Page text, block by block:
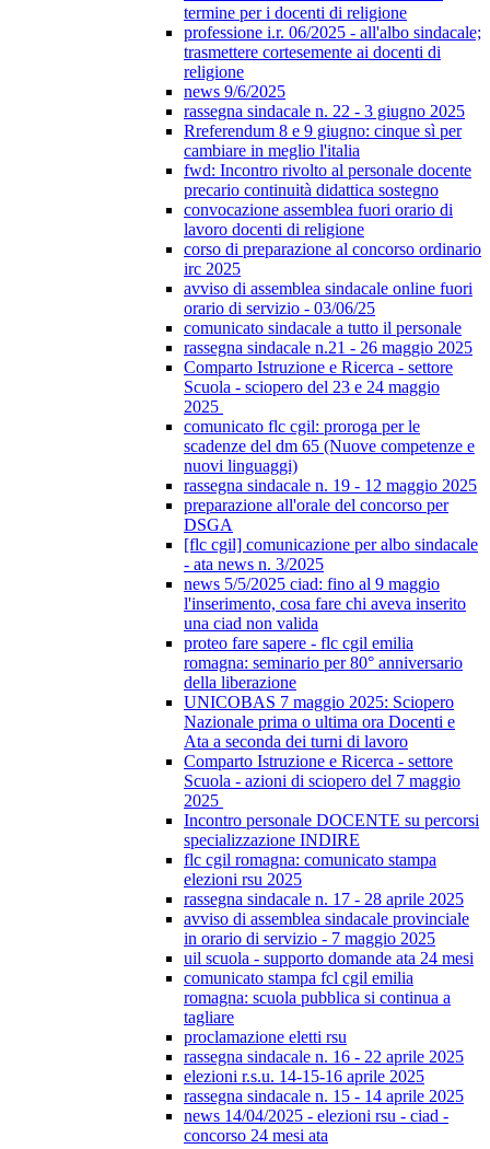
termine per i docenti di religione
professione i.r. 06/2025 - all'albo sindacale;
trasmettere cortesemente ai docenti di
religione
news 9/6/2025
rassegna sindacale n. 22 - 3 giugno 2025
Rreferendum 8 e 9 giugno: cinque sì per
cambiare in meglio l'italia
fwd: Incontro rivolto al personale docente
precario continuità didattica sostegno
convocazione assemblea fuori orario di
lavoro docenti di religione
corso di preparazione al concorso ordinario
irc 2025
avviso di assemblea sindacale online fuori
orario di servizio - 03/06/25
comunicato sindacale a tutto il personale
rassegna sindacale n.21 - 26 maggio 2025
Comparto Istruzione e Ricerca - settore
Scuola - sciopero del 23 e 24 maggio
2025
comunicato flc cgil: proroga per le
scadenze del dm 65 (Nuove competenze e
nuovi linguaggi)
rassegna sindacale n. 19 - 12 maggio 2025
preparazione all'orale del concorso per
DSGA
[flc cgil] comunicazione per albo sindacale
- ata news n. 3/2025
news 5/5/2025 ciad: fino al 9 maggio
l'inserimento, cosa fare chi aveva inserito
una ciad non valida
proteo fare sapere - flc cgil emilia
romagna: seminario per 80° anniversario
della liberazione
UNICOBAS 7 maggio 2025: Sciopero
Nazionale prima o ultima ora Docenti e
Ata a seconda dei turni di lavoro
Comparto Istruzione e Ricerca - settore
Scuola - azioni di sciopero del 7 maggio
2025
Incontro personale DOCENTE su percorsi
specializzazione INDIRE
flc cgil romagna: comunicato stampa
elezioni rsu 2025
rassegna sindacale n. 17 - 28 aprile 2025
avviso di assemblea sindacale provinciale
in orario di servizio - 7 maggio 2025
uil scuola - supporto domande ata 24 mesi
comunicato stampa fcl cgil emilia
romagna: scuola pubblica si continua a
tagliare
proclamazione eletti rsu
rassegna sindacale n. 16 - 22 aprile 2025
elezioni r.s.u. 14-15-16 aprile 2025
rassegna sindacale n. 15 - 14 aprile 2025
news 14/04/2025 - elezioni rsu - ciad -
concorso 24 mesi ata